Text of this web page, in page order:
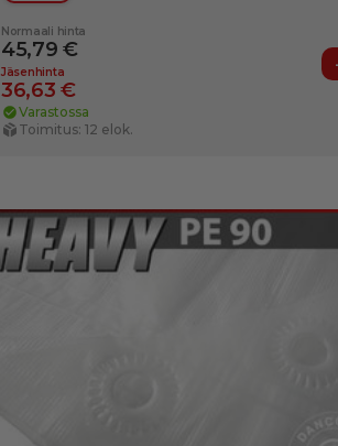
Normaali hinta
45,79 €
Jäsenhinta
36,63 €
Varastossa
Toimitus: 12 elok.